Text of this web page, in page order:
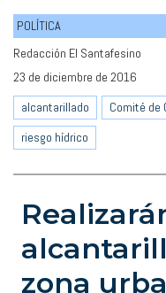
POLÍTICA
Redacción El Santafesino
23 de diciembre de 2016
alcantarillado
Comité de
riesgo hídrico
zona